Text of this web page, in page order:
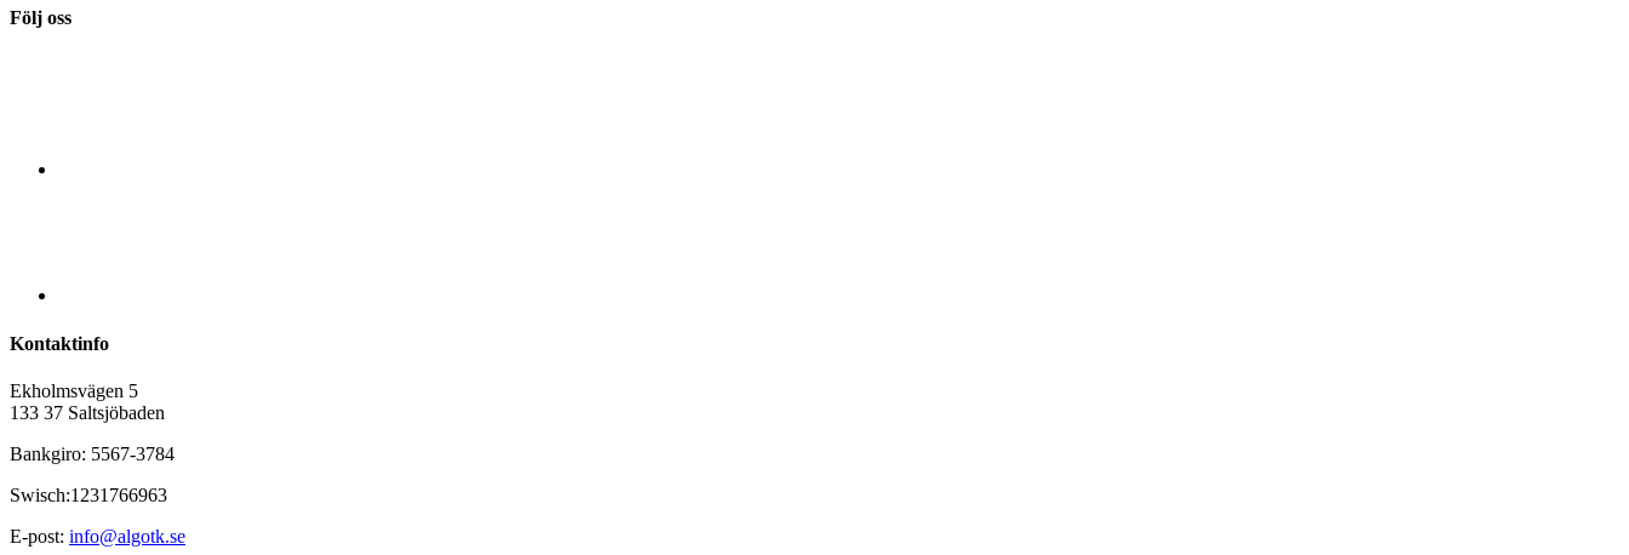
Följ oss
Kontaktinfo
Ekholmsvägen 5
133 37 Saltsjöbaden
Bankgiro: 5567-3784
Swisch:1231766963
E-post: info@algotk.se